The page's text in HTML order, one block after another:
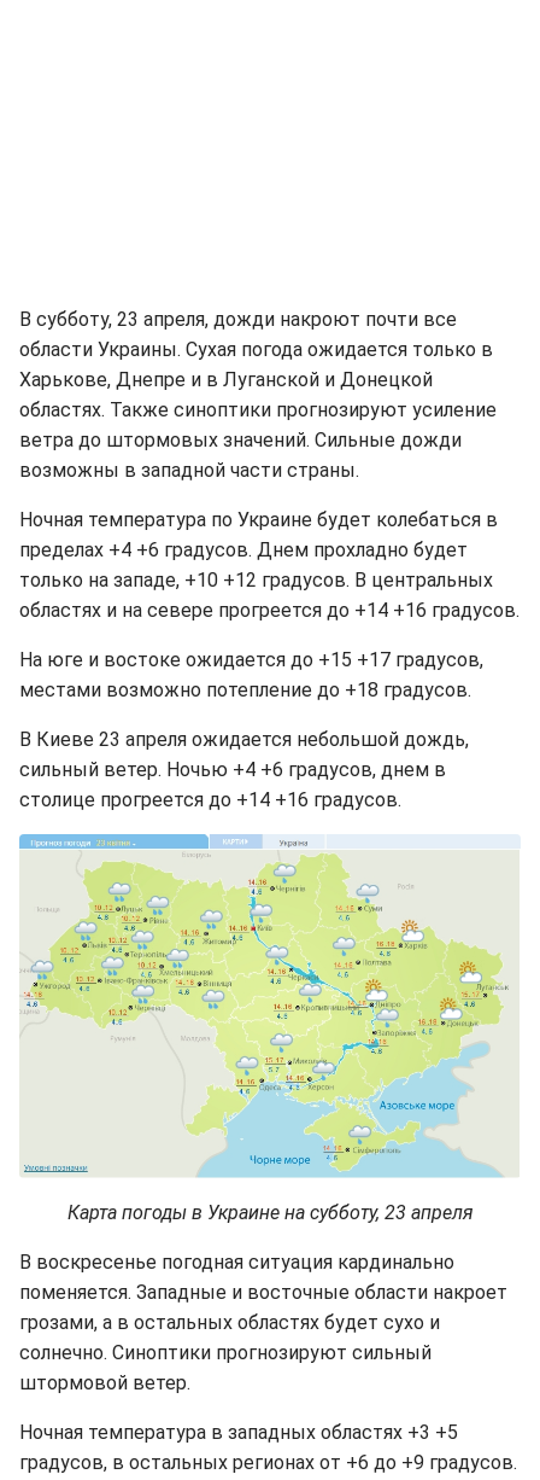
В субботу, 23 апреля, дожди накроют почти все
области Украины. Сухая погода ожидается только в
Харькове, Днепре и в Луганской и Донецкой
областях. Также синоптики прогнозируют усиление
ветра до штормовых значений. Сильные дожди
возможны в западной части страны.
Ночная температура по Украине будет колебаться в
пределах +4 +6 градусов. Днем прохладно будет
только на западе, +10 +12 градусов. В центральных
областях и на севере прогреется до +14 +16 градусов.
На юге и востоке ожидается до +15 +17 градусов,
местами возможно потепление до +18 градусов.
В Киеве 23 апреля ожидается небольшой дождь,
сильный ветер. Ночью +4 +6 градусов, днем в
столице прогреется до +14 +16 градусов.
Карта погоды в Украине на субботу, 23 апреля
В воскресенье погодная ситуация кардинально
поменяется. Западные и восточные области накроет
грозами, а в остальных областях будет сухо и
солнечно. Синоптики прогнозируют сильный
штормовой ветер.
Ночная температура в западных областях +3 +5
градусов, в остальных регионах от +6 до +9 градусов.